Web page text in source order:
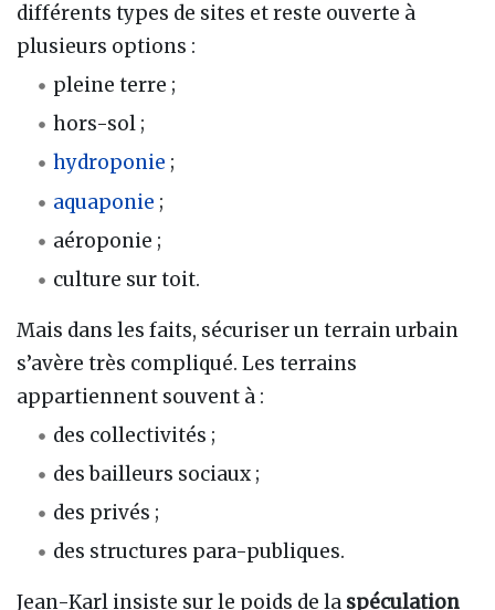
différents types de sites et reste ouverte à
plusieurs options :
pleine terre ;
hors-sol ;
hydroponie ;
aquaponie ;
aéroponie ;
culture sur toit.
Mais dans les faits, sécuriser un terrain urbain
s’avère très compliqué. Les terrains
appartiennent souvent à :
des collectivités ;
des bailleurs sociaux ;
des privés ;
des structures para-publiques.
Jean-Karl insiste sur le poids de la spéculation